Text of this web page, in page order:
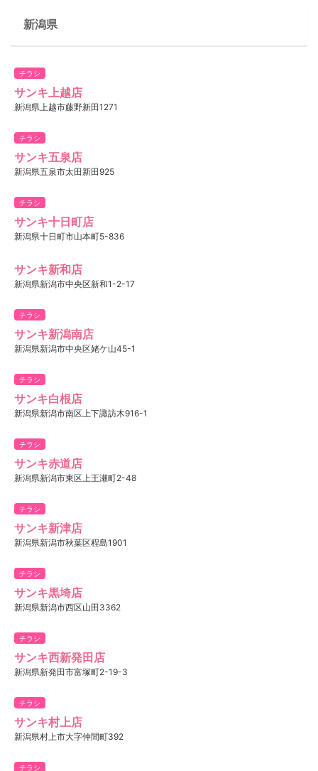
新潟県
チラシ
サンキ上越店
新潟県上越市藤野新田1271
チラシ
サンキ五泉店
新潟県五泉市太田新田925
チラシ
サンキ十日町店
新潟県十日町市山本町5-836
サンキ新和店
新潟県新潟市中央区新和1-2-17
チラシ
サンキ新潟南店
新潟県新潟市中央区姥ケ山45-1
チラシ
サンキ白根店
新潟県新潟市南区上下諏訪木916-1
チラシ
サンキ赤道店
新潟県新潟市東区上王瀬町2-48
チラシ
サンキ新津店
新潟県新潟市秋葉区程島1901
チラシ
サンキ黒埼店
新潟県新潟市西区山田3362
チラシ
サンキ西新発田店
新潟県新発田市富塚町2-19-3
チラシ
サンキ村上店
新潟県村上市大字仲間町392
チラシ